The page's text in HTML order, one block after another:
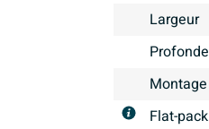
Largeur
Montage
Flat-pack